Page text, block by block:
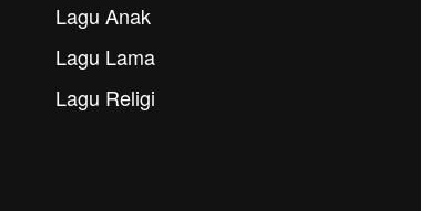
Lagu Anak
Lagu Lama
Lagu Religi